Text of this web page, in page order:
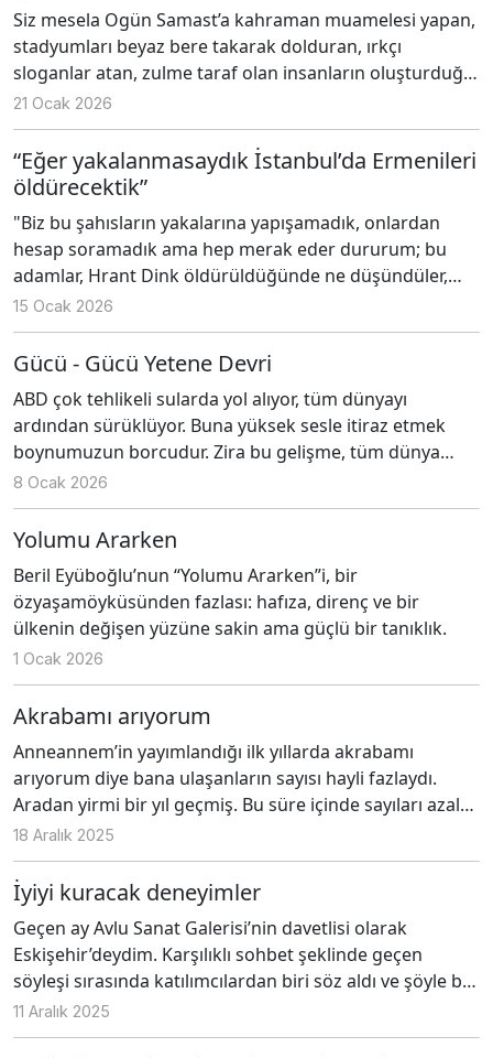
Siz mesela Ogün Samast’a kahraman muamelesi yapan,
stadyumları beyaz bere takarak dolduran, ırkçı
sloganlar atan, zulme taraf olan insanların oluşturduğu
toplumu mu, yoksa Dink’in cenazesine katılan, her yıl 19
Ocak’ta Agos önünde toplanan, demokrasi ve adalet
talep eden insanların oluşturduğu toplumu mu
kastediyorsunuz?
21 Ocak 2026
“Eğer yakalanmasaydık İstanbul’da Ermenileri
öldürecektik”
"Biz bu şahısların yakalarına yapışamadık, onlardan
hesap soramadık ama hep merak eder dururum; bu
adamlar, Hrant Dink öldürüldüğünde ne düşündüler,
belki naif bir soru olacak ama az biraz da olsa suçluluk
duygusu ya da vicdan azabı duydular mı?"
15 Ocak 2026
Gücü - Gücü Yetene Devri
ABD çok tehlikeli sularda yol alıyor, tüm dünyayı
ardından sürüklüyor. Buna yüksek sesle itiraz etmek
boynumuzun borcudur. Zira bu gelişme, tüm dünya
ölçeğinde ve yereldeki barış çabalarını da olumsuz
etkileme potansiyeli taşıyor ki bu da bizi çok yakından
ilgilendiriyor.
8 Ocak 2026
Yolumu Ararken
Beril Eyüboğlu’nun “Yolumu Ararken”i, bir
özyaşamöyküsünden fazlası: hafıza, direnç ve bir
ülkenin değişen yüzüne sakin ama güçlü bir tanıklık.
1 Ocak 2026
Akrabamı arıyorum
Anneannem’in yayımlandığı ilk yıllarda akrabamı
arıyorum diye bana ulaşanların sayısı hayli fazlaydı.
Aradan yirmi bir yıl geçmiş. Bu süre içinde sayıları azalsa
da bugün hâlâ bana yazan, arayan, yol göstermemi
isteyenler var. Mesela Berk, İstanbul'da yaşadığını
düşündüğü akrabalarını ve köylülerini arıyor.
Anneannem'i okumuş ve “Agos veya başka mecralar
aracılığıyla bu aileye ulaşmak mümkün olabilir” diyor ve
şöyle devam ediyor: “Büyük dedem Mehmet, 1893
senesinde Tercan'ın bir köyünde doğmuş..."
18 Aralık 2025
İyiyi kuracak deneyimler
Geçen ay Avlu Sanat Galerisi’nin davetlisi olarak
Eskişehir’deydim. Karşılıklı sohbet şeklinde geçen
söyleşi sırasında katılımcılardan biri söz aldı ve şöyle bir
soru sordu: “Eskişehir’de yaşayan Ermeni var mı, biz
bulamadık da varsa tanımak isteriz” Samimiydi, hani
11 Aralık 2025